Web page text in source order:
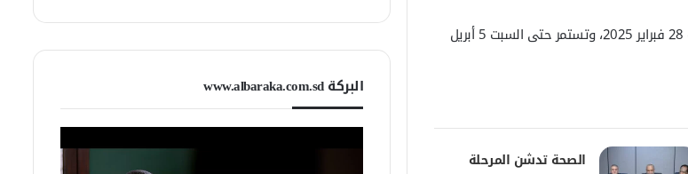
إجازة خلال شهر رمضان المبارك. تبدأ الإجازة يوم الجمعة 28 فبراير 2025، وتستمر حتى السبت 5 أبريل
الصحة تدشن المرحلة
البركة www.albaraka.com.sd